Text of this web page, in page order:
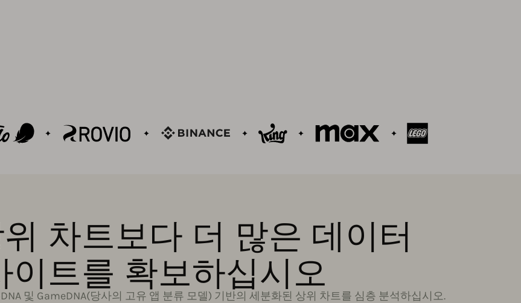
차트보다 더 많은 데이터
이트를 확보하십시오
및 GameDNA(당사의 고유 앱 분류 모델) 기반의 세분화된 상위 차트를 심층 분석하십시오.